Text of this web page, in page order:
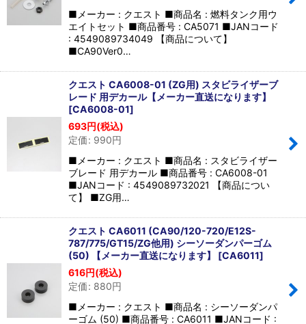
■メーカー : クエスト ■商品名 : 燃料タンク用ウ
エイトセット ■商品番号 : CA5071 ■JANコード
: 4549089734049 【商品について】
■CA90Ver0…
クエスト CA6008-01 (ZG用) スタビライザーブ
レード 用デカール【メーカー直送になります】
[CA6008-01]
693円(税込)
定価: 990円
■メーカー : クエスト ■商品名 : スタビライザー
ブレード 用デカール ■商品番号 : CA6008-01
■JANコード : 4549089732021 【商品につい
て】 ■ZG用…
クエスト CA6011 (CA90/120-720/E12S-
787/775/GT15/ZG他用) シーソーダンパーゴム
(50) 【メーカー直送になります】 [CA6011]
616円(税込)
定価: 880円
■メーカー : クエスト ■商品名 : シーソーダンパ
ーゴム (50) ■商品番号 : CA6011 ■JANコード :